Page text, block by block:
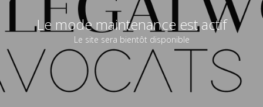
Le mode maintenance est actif
Le site sera bientôt disponible